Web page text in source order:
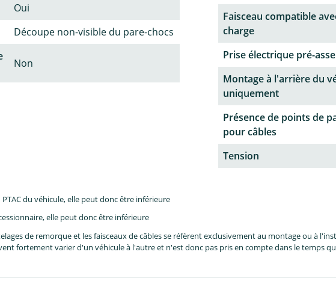
Oui
Découpe non-visible du pare-chocs
Non
Faisceau compatible
charge
Prise électrique pré-
Montage à l'arrière du
uniquement
Présence de points de
pour câbles
Tension
du véhicule, elle peut donc être inférieure
elle peut donc être inférieure
de remorque et les faisceaux de câbles se réfèrent exclusivement au montage ou à
fortement varier d'un véhicule à l'autre et n'est donc pas pris en compte dans le temps